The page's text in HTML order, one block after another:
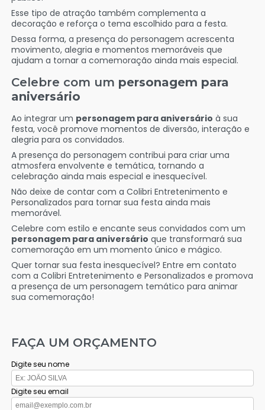
Esse tipo de atração também complementa a
decoração e reforça o tema escolhido para a festa.
Dessa forma, a presença do personagem acrescenta
movimento, alegria e momentos memoráveis que
ajudam a tornar a comemoração ainda mais especial.
Celebre com um personagem para
aniversário
Ao integrar um personagem para aniversário à sua
festa, você promove momentos de diversão, interação e
alegria para os convidados.
A presença do personagem contribui para criar uma
atmosfera envolvente e temática, tornando a
celebração ainda mais especial e inesquecível.
Não deixe de contar com a Colibri Entretenimento e
Personalizados para tornar sua festa ainda mais
memorável.
Celebre com estilo e encante seus convidados com um
personagem para aniversário que transformará sua
comemoração em um momento único e mágico.
Quer tornar sua festa inesquecível? Entre em contato
com a Colibri Entretenimento e Personalizados e promova
a presença de um personagem temático para animar
sua comemoração!
FAÇA UM ORÇAMENTO
Digite seu nome
Digite seu email